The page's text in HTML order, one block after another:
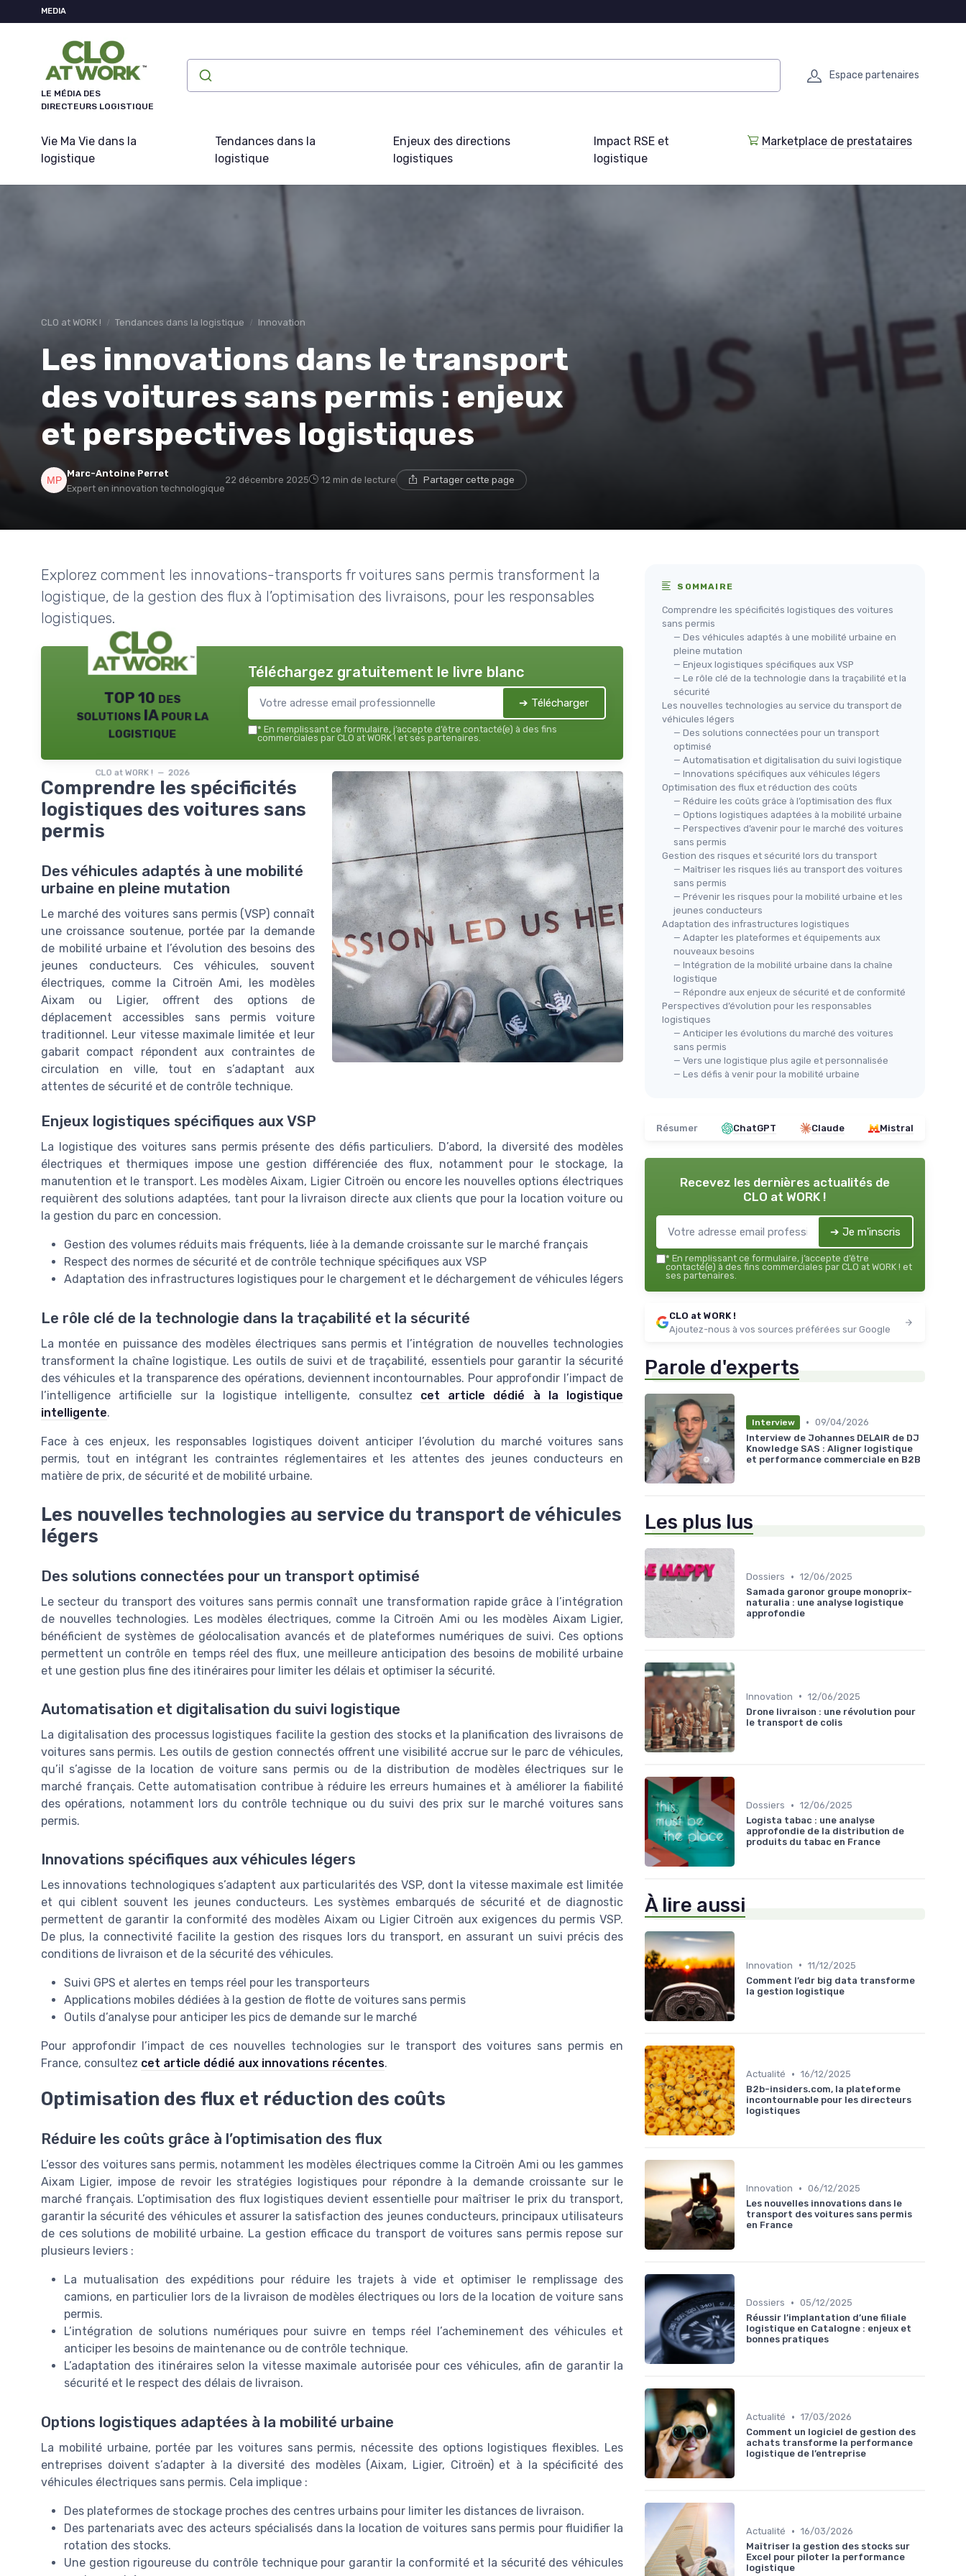
MEDIA
LE MÉDIA DES
DIRECTEURS LOGISTIQUE
Espace partenaires
Vie Ma Vie dans la
logistique
Tendances dans la
logistique
Enjeux des directions
logistiques
Impact RSE et
logistique
Marketplace de prestataires
CLO at WORK ! Tendances dans la logistique Innovation
Les innovations dans le transport
des voitures sans permis : enjeux
et perspectives logistiques
Marc-Antoine Perret
Expert en innovation technologique
22 décembre 2025 12 min de lecture Partager cette page
Explorez comment les innovations-transports fr voitures sans permis transforment la
logistique, de la gestion des flux à l’optimisation des livraisons, pour les responsables
logistiques.
TOP 10 des
solutions IA pour la
logistique
CLO at WORK ! — 2026
Téléchargez gratuitement le livre blanc
➔ Télécharger
* En remplissant ce formulaire, j’accepte d’être contacté(e) à des fins
commerciales par CLO at WORK ! et ses partenaires.
Comprendre les spécificités
logistiques des voitures sans
permis
Des véhicules adaptés à une mobilité
urbaine en pleine mutation
Le marché des voitures sans permis (VSP) connaît
une croissance soutenue, portée par la demande
de mobilité urbaine et l’évolution des besoins des
jeunes conducteurs. Ces véhicules, souvent
électriques, comme la Citroën Ami, les modèles
Aixam ou Ligier, offrent des options de
déplacement accessibles sans permis voiture
traditionnel. Leur vitesse maximale limitée et leur
gabarit compact répondent aux contraintes de
circulation en ville, tout en s’adaptant aux
attentes de sécurité et de contrôle technique.
Enjeux logistiques spécifiques aux VSP
La logistique des voitures sans permis présente des défis particuliers. D’abord, la diversité des modèles
électriques et thermiques impose une gestion différenciée des flux, notamment pour le stockage, la
manutention et le transport. Les modèles Aixam, Ligier Citroën ou encore les nouvelles options électriques
requièrent des solutions adaptées, tant pour la livraison directe aux clients que pour la location voiture ou
la gestion du parc en concession.
Gestion des volumes réduits mais fréquents, liée à la demande croissante sur le marché français
Respect des normes de sécurité et de contrôle technique spécifiques aux VSP
Adaptation des infrastructures logistiques pour le chargement et le déchargement de véhicules légers
Le rôle clé de la technologie dans la traçabilité et la sécurité
La montée en puissance des modèles électriques sans permis et l’intégration de nouvelles technologies
transforment la chaîne logistique. Les outils de suivi et de traçabilité, essentiels pour garantir la sécurité
des véhicules et la transparence des opérations, deviennent incontournables. Pour approfondir l’impact de
l’intelligence artificielle sur la logistique intelligente, consultez cet article dédié à la logistique
intelligente.
Face à ces enjeux, les responsables logistiques doivent anticiper l’évolution du marché voitures sans
permis, tout en intégrant les contraintes réglementaires et les attentes des jeunes conducteurs en
matière de prix, de sécurité et de mobilité urbaine.
Les nouvelles technologies au service du transport de véhicules
légers
Des solutions connectées pour un transport optimisé
Le secteur du transport des voitures sans permis connaît une transformation rapide grâce à l’intégration
de nouvelles technologies. Les modèles électriques, comme la Citroën Ami ou les modèles Aixam Ligier,
bénéficient de systèmes de géolocalisation avancés et de plateformes numériques de suivi. Ces options
permettent un contrôle en temps réel des flux, une meilleure anticipation des besoins de mobilité urbaine
et une gestion plus fine des itinéraires pour limiter les délais et optimiser la sécurité.
Automatisation et digitalisation du suivi logistique
La digitalisation des processus logistiques facilite la gestion des stocks et la planification des livraisons de
voitures sans permis. Les outils de gestion connectés offrent une visibilité accrue sur le parc de véhicules,
qu’il s’agisse de la location de voiture sans permis ou de la distribution de modèles électriques sur le
marché français. Cette automatisation contribue à réduire les erreurs humaines et à améliorer la fiabilité
des opérations, notamment lors du contrôle technique ou du suivi des prix sur le marché voitures sans
permis.
Innovations spécifiques aux véhicules légers
Les innovations technologiques s’adaptent aux particularités des VSP, dont la vitesse maximale est limitée
et qui ciblent souvent les jeunes conducteurs. Les systèmes embarqués de sécurité et de diagnostic
permettent de garantir la conformité des modèles Aixam ou Ligier Citroën aux exigences du permis VSP.
De plus, la connectivité facilite la gestion des risques lors du transport, en assurant un suivi précis des
conditions de livraison et de la sécurité des véhicules.
Suivi GPS et alertes en temps réel pour les transporteurs
Applications mobiles dédiées à la gestion de flotte de voitures sans permis
Outils d’analyse pour anticiper les pics de demande sur le marché
Pour approfondir l’impact de ces nouvelles technologies sur le transport des voitures sans permis en
France, consultez cet article dédié aux innovations récentes.
Optimisation des flux et réduction des coûts
Réduire les coûts grâce à l’optimisation des flux
L’essor des voitures sans permis, notamment les modèles électriques comme la Citroën Ami ou les gammes
Aixam Ligier, impose de revoir les stratégies logistiques pour répondre à la demande croissante sur le
marché français. L’optimisation des flux logistiques devient essentielle pour maîtriser le prix du transport,
garantir la sécurité des véhicules et assurer la satisfaction des jeunes conducteurs, principaux utilisateurs
de ces solutions de mobilité urbaine. La gestion efficace du transport de voitures sans permis repose sur
plusieurs leviers :
La mutualisation des expéditions pour réduire les trajets à vide et optimiser le remplissage des
camions, en particulier lors de la livraison de modèles électriques ou lors de la location de voiture sans
permis.
L’intégration de solutions numériques pour suivre en temps réel l’acheminement des véhicules et
anticiper les besoins de maintenance ou de contrôle technique.
L’adaptation des itinéraires selon la vitesse maximale autorisée pour ces véhicules, afin de garantir la
sécurité et le respect des délais de livraison.
Options logistiques adaptées à la mobilité urbaine
La mobilité urbaine, portée par les voitures sans permis, nécessite des options logistiques flexibles. Les
entreprises doivent s’adapter à la diversité des modèles (Aixam, Ligier, Citroën) et à la spécificité des
véhicules électriques sans permis. Cela implique :
Des plateformes de stockage proches des centres urbains pour limiter les distances de livraison.
Des partenariats avec des acteurs spécialisés dans la location de voitures sans permis pour fluidifier la
rotation des stocks.
Une gestion rigoureuse du contrôle technique pour garantir la conformité et la sécurité des véhicules
SOMMAIRE
Comprendre les spécificités logistiques des voitures
sans permis
— Des véhicules adaptés à une mobilité urbaine en
pleine mutation
— Enjeux logistiques spécifiques aux VSP
— Le rôle clé de la technologie dans la traçabilité et la
sécurité
Les nouvelles technologies au service du transport de
véhicules légers
— Des solutions connectées pour un transport
optimisé
— Automatisation et digitalisation du suivi logistique
— Innovations spécifiques aux véhicules légers
Optimisation des flux et réduction des coûts
— Réduire les coûts grâce à l’optimisation des flux
— Options logistiques adaptées à la mobilité urbaine
— Perspectives d’avenir pour le marché des voitures
sans permis
Gestion des risques et sécurité lors du transport
— Maîtriser les risques liés au transport des voitures
sans permis
— Prévenir les risques pour la mobilité urbaine et les
jeunes conducteurs
Adaptation des infrastructures logistiques
— Adapter les plateformes et équipements aux
nouveaux besoins
— Intégration de la mobilité urbaine dans la chaîne
logistique
— Répondre aux enjeux de sécurité et de conformité
Perspectives d’évolution pour les responsables
logistiques
— Anticiper les évolutions du marché des voitures
sans permis
— Vers une logistique plus agile et personnalisée
— Les défis à venir pour la mobilité urbaine
Résumer ChatGPT Claude Mistral
Recevez les dernières actualités de
CLO at WORK !
➔ Je m'inscris
* En remplissant ce formulaire, j’accepte d’être
contacté(e) à des fins commerciales par CLO at WORK ! et
ses partenaires.
CLO at WORK !
Ajoutez-nous à vos sources préférées sur Google
Parole d'experts
Interview • 09/04/2026
Interview de Johannes DELAIR de DJ
Knowledge SAS : Aligner logistique
et performance commerciale en B2B
Les plus lus
Dossiers • 12/06/2025
Samada garonor groupe monoprix-
naturalia : une analyse logistique
approfondie
Innovation • 12/06/2025
Drone livraison : une révolution pour
le transport de colis
Dossiers • 12/06/2025
Logista tabac : une analyse
approfondie de la distribution de
produits du tabac en France
À lire aussi
Innovation • 11/12/2025
Comment l’edr big data transforme
la gestion logistique
Actualité • 16/12/2025
B2b-insiders.com, la plateforme
incontournable pour les directeurs
logistiques
Innovation • 06/12/2025
Les nouvelles innovations dans le
transport des voitures sans permis
en France
Dossiers • 05/12/2025
Réussir l’implantation d’une filiale
logistique en Catalogne : enjeux et
bonnes pratiques
Actualité • 17/03/2026
Comment un logiciel de gestion des
achats transforme la performance
logistique de l’entreprise
Actualité • 16/03/2026
Maîtriser la gestion des stocks sur
Excel pour piloter la performance
logistique
Panneau de gestion des cookies